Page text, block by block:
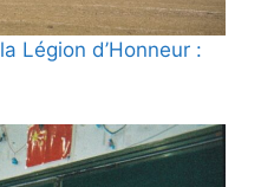
Légion d’Honneur :